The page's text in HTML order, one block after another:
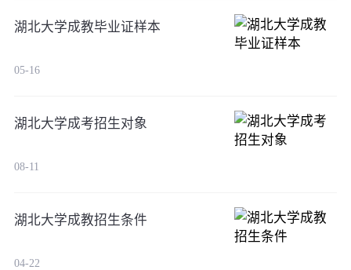
湖北大学成教毕业证样本
05-16
湖北大学成考招生对象
08-11
湖北大学成教招生条件
04-22